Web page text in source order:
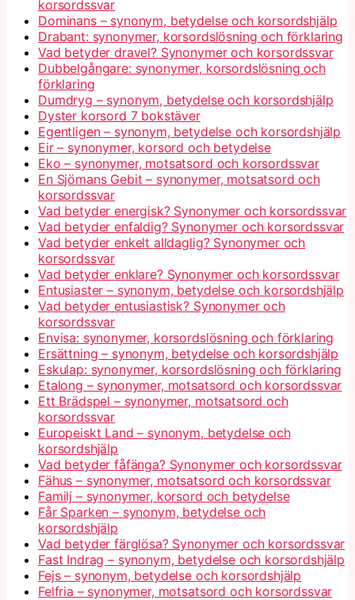
korsordssvar
Dominans – synonym, betydelse och korsordshjälp
Drabant: synonymer, korsordslösning och förklaring
Vad betyder dravel? Synonymer och korsordssvar
Dubbelgångare: synonymer, korsordslösning och
förklaring
Dumdryg – synonym, betydelse och korsordshjälp
Dyster korsord 7 bokstäver
Egentligen – synonym, betydelse och korsordshjälp
Eir – synonymer, korsord och betydelse
Eko – synonymer, motsatsord och korsordssvar
En Sjömans Gebit – synonymer, motsatsord och
korsordssvar
Vad betyder energisk? Synonymer och korsordssvar
Vad betyder enfaldig? Synonymer och korsordssvar
Vad betyder enkelt alldaglig? Synonymer och
korsordssvar
Vad betyder enklare? Synonymer och korsordssvar
Entusiaster – synonym, betydelse och korsordshjälp
Vad betyder entusiastisk? Synonymer och
korsordssvar
Envisa: synonymer, korsordslösning och förklaring
Ersättning – synonym, betydelse och korsordshjälp
Eskulap: synonymer, korsordslösning och förklaring
Etalong – synonymer, motsatsord och korsordssvar
Ett Brädspel – synonymer, motsatsord och
korsordssvar
Europeiskt Land – synonym, betydelse och
korsordshjälp
Vad betyder fåfänga? Synonymer och korsordssvar
Fähus – synonymer, motsatsord och korsordssvar
Familj – synonymer, korsord och betydelse
Får Sparken – synonym, betydelse och
korsordshjälp
Vad betyder färglösa? Synonymer och korsordssvar
Fast Indrag – synonym, betydelse och korsordshjälp
Fejs – synonym, betydelse och korsordshjälp
Felfria – synonymer, motsatsord och korsordssvar